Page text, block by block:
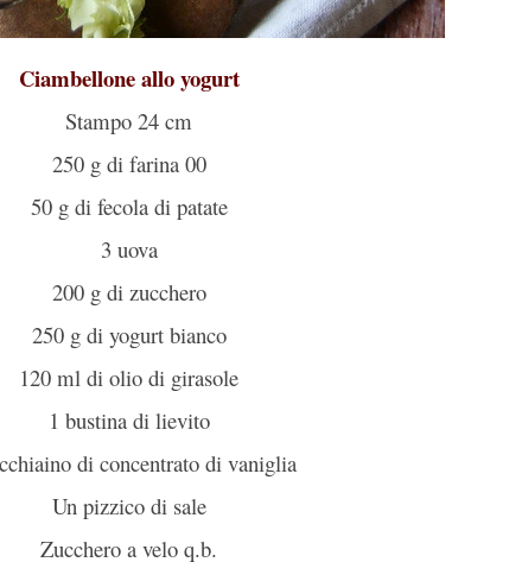
Ciambellone allo yogurt
Stampo 24 cm
250 g di farina 00
50 g di fecola di patate
3 uova
200 g di zucchero
250 g di yogurt bianco
120 ml di olio di girasole
1 bustina di lievito
di concentrato di vaniglia
Un pizzico di sale
Zucchero a velo q.b.